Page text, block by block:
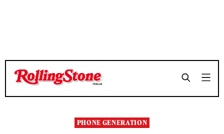
TEMPO DI LETTURA 3 MINUTI SHARE
TEMPO DI LETTURA 3 MINUTI SHARE
PHONE GENERATION